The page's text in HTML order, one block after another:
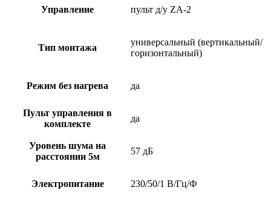
Управление пульт д/у ZA-2
Тип монтажа
универсальный (вертикальный/
горизонтальный)
Режим без нагрева да
Пульт управления в
комплекте
да
Уровень шума на
расстоянии 5м
57 дБ
Электропитание 230/50/1 В/Гц/Ф